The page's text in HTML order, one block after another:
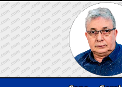
Skip
to
content